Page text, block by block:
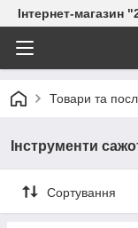
Інтернет-магазин
Товари та
Інструменти
Сортування